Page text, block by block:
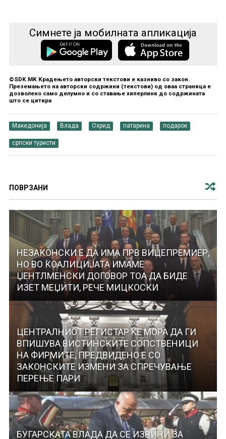
Симнете ја мобилната апликација
©SDK.MK Крадењето авторски текстови е казниво со закон.
Преземањето на авторски содржини (текстови) од оваа страница е
дозволено само делумно и со ставање хиперлинк до содржината
што се цитира
Македонија Влада Охрид патарина подарок
српски туристи
ПОВРЗАНИ
НЕЗАКОНСКИ Е ДА ИМА ПРВ ВИЦЕПРЕМИЕР,
НО ВО КОАЛИЦИЈАТА ИМАМЕ
ЏЕНТЛМЕНСКИ ДОГОВОР ТОА ДА БИДЕ
ИЗЕТ МЕЏИТИ, РЕЧЕ МИЦКОСКИ
ЦЕНТРАЛНИОТ РЕГИСТАР ЌЕ МОРА ДА ГИ
ВПИШУВА ВИСТИНСКИТЕ СОПСТВЕНИЦИ
НА ФИРМИТЕ, ПРЕДВИДЕНО Е СО
ЗАКОНСКИТЕ ИЗМЕНИ ЗА СПРЕЧУВАЊЕ
ПЕРЕЊЕ ПАРИ
БУГАРСКАТА ВЛАДА ДА СЕ ИЗВИНИ ЗА